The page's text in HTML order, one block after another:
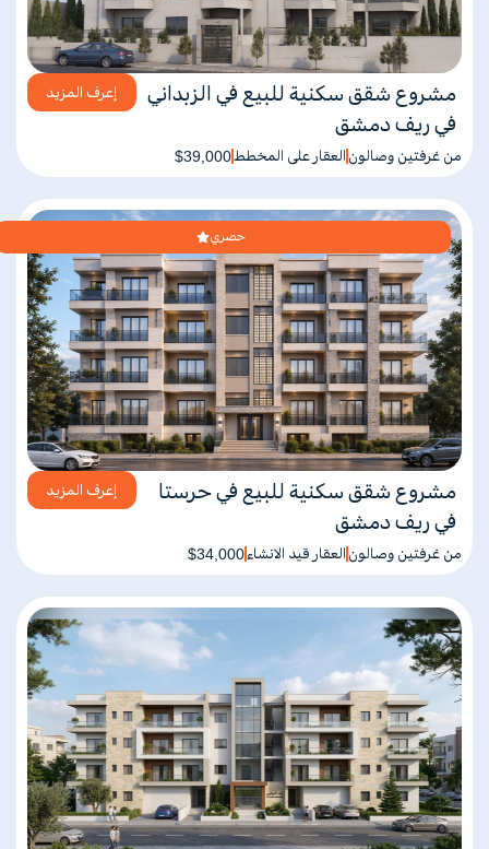
إعرف المزيد
مشروع شقق سكنية للبيع في الزبداني
في ريف دمشق
من غرفتين وصالونالعقار على المخطط$39,000
حصري
إعرف المزيد
مشروع شقق سكنية للبيع في حرستا
في ريف دمشق
من غرفتين وصالونالعقار قيد الانشاء$34,000